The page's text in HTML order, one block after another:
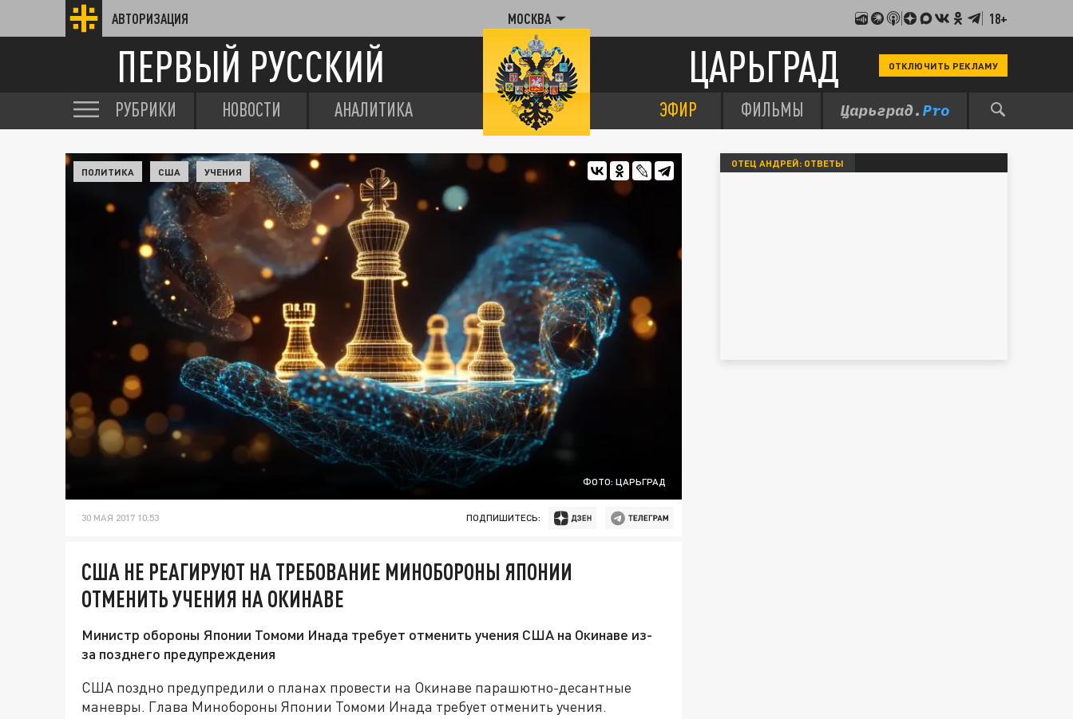
АВТОРИЗАЦИЯ МОСКВА 18+
ПЕРВЫЙ РУССКИЙ ЦАРЬГРАД ОТКЛЮЧИТЬ РЕКЛАМУ
РУБРИКИ НОВОСТИ АНАЛИТИКА ЭФИР ФИЛЬМЫ
ФОТО: ЦАРЬГРАД
ПОЛИТИКА США УЧЕНИЯ
30 МАЯ 2017 10:53 ПОДПИШИТЕСЬ:
США НЕ РЕАГИРУЮТ НА ТРЕБОВАНИЕ МИНОБОРОНЫ ЯПОНИИ
ОТМЕНИТЬ УЧЕНИЯ НА ОКИНАВЕ
Министр обороны Японии Томоми Инада требует отменить учения США на Окинаве из-
за позднего предупреждения
США поздно предупредили о планах провести на Окинаве парашютно-десантные
маневры. Глава Минобороны Японии Томоми Инада требует отменить учения.
ОТЕЦ АНДРЕЙ: ОТВЕТЫ